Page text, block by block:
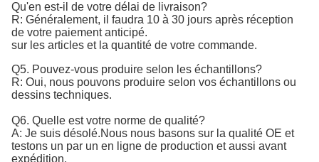
Qu'en est-il de votre délai de livraison?
R: Généralement, il faudra 10 à 30 jours après réception
de votre paiement anticipé.
sur les articles et la quantité de votre commande.
Q5. Pouvez-vous produire selon les échantillons?
R: Oui, nous pouvons produire selon vos échantillons ou
dessins techniques.
Q6. Quelle est votre norme de qualité?
A: Je suis désolé.Nous nous basons sur la qualité OE et
testons un par un en ligne de production et aussi avant
expédition.